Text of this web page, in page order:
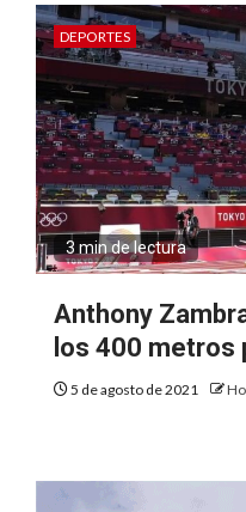
DEPORTES
3 min de lectura
Anthony
los 400 metros
5 de agosto de 2021